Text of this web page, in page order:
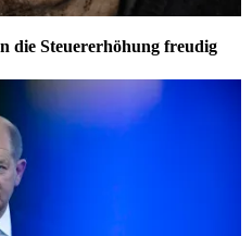
die Steuererhöhung freudig